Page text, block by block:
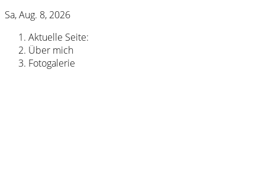
Sa, Aug. 8, 2026
Aktuelle Seite:
Über mich
Fotogalerie